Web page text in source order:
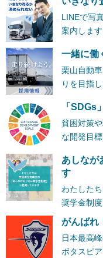
LINEで写
案内します
一緒に働
栗山自動
りを目指
「SDGs
貧困対策
な開発目
あしなが
す
わたした
奨学金制
がんばれ
日本最高
ボタスピ